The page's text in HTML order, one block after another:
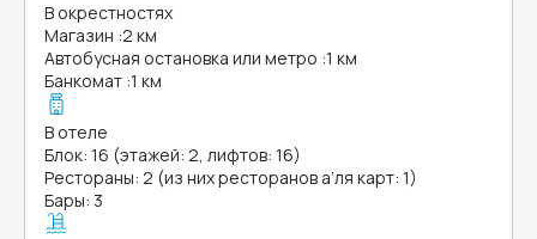
В окрестностях
Магазин :2 км
Автобусная остановка или метро :1 км
Банкомат :1 км
В отеле
Блок: 16 (этажей: 2, лифтов: 16)
Рестораны: 2 (из них ресторанов а’ля карт: 1)
Бары: 3